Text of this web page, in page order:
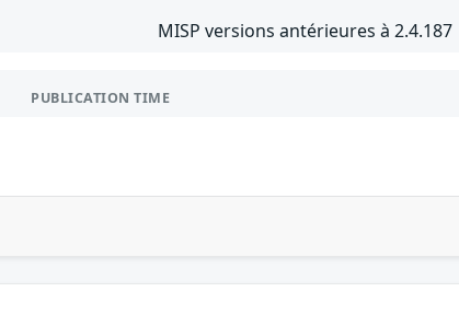
MISP versions antérieures à 2.4.187
PUBLICATION TIME